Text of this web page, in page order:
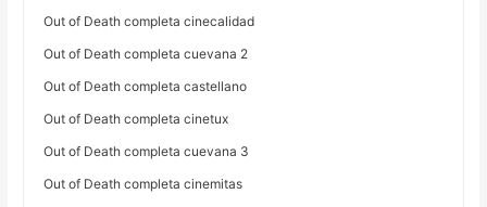
Out of Death completa cinecalidad
Out of Death completa cuevana 2
Out of Death completa castellano
Out of Death completa cinetux
Out of Death completa cuevana 3
Out of Death completa cinemitas